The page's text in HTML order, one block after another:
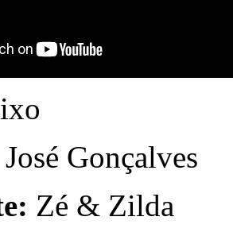
José Gonçalves
Zé & Zilda